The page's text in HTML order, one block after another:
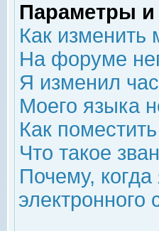
Параметры и
Как изменить
На форуме
Я изменил
Моего языка
Как
Что такое
Почему,